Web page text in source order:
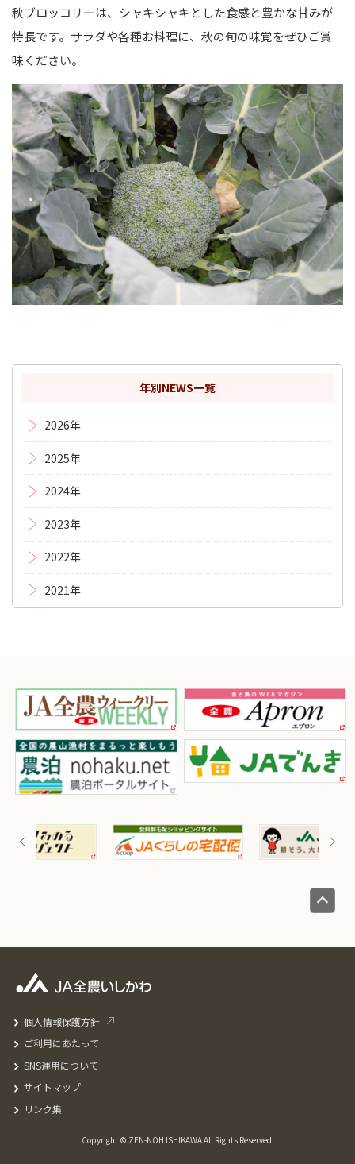
秋ブロッコリーは、シャキシャキとした食感と豊かな甘みが
特長です。サラダや各種お料理に、秋の旬の味覚をぜひご賞
味ください。
年別NEWS一覧
2026年
2025年
2024年
2023年
2022年
2021年
Copyright © ZEN-NOH ISHIKAWA All Rights Reserved.
個人情報保護方針
ご利用にあたって
SNS運用について
サイトマップ
リンク集